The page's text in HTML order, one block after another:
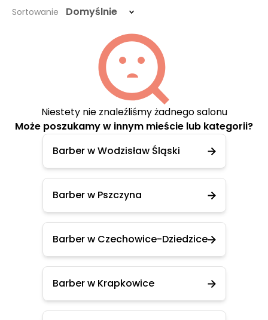
Sortowanie Domyślnie
Niestety nie znaleźliśmy żadnego salonu
Może poszukamy w innym mieście lub kategorii?
Barber w Wodzisław Śląski
Barber w Pszczyna
Barber w Czechowice-Dziedzice
Barber w Krapkowice